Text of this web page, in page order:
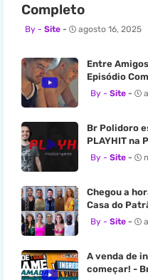
Completo
Site agosto 16, 2025
Entre
Episódio
Site
Br Polidoro
PLAYHIT na
Site
Chegou a
Casa do
Site
A venda de
começar! -